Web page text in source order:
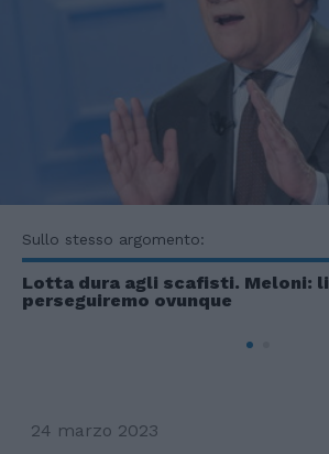
Sullo stesso argomento:
Lotta dura agli scafisti. Meloni: li
perseguiremo ovunque
24 marzo 2023